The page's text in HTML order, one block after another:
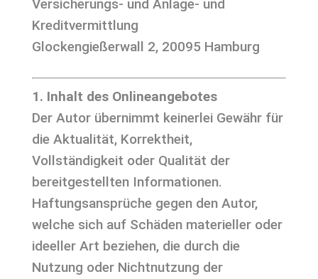
Versicherungs- und Anlage- und
Kreditvermittlung
Glockengießerwall 2, 20095 Hamburg
1. Inhalt des Onlineangebotes
Der Autor übernimmt keinerlei Gewähr für
die Aktualität, Korrektheit,
Vollständigkeit oder Qualität der
bereitgestellten Informationen.
Haftungsansprüche gegen den Autor,
welche sich auf Schäden materieller oder
ideeller Art beziehen, die durch die
Nutzung oder Nichtnutzung der